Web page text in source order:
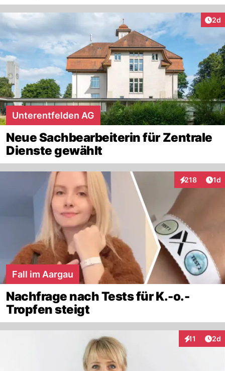
2d
Unterentfelden AG
Neue Sachbearbeiterin für Zentrale
Dienste gewählt
218
Interaktionen
1d
Fall im Aargau
Nachfrage nach Tests für K.-o.-
Tropfen steigt
11 2d